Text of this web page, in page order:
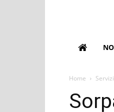
Home Servizi